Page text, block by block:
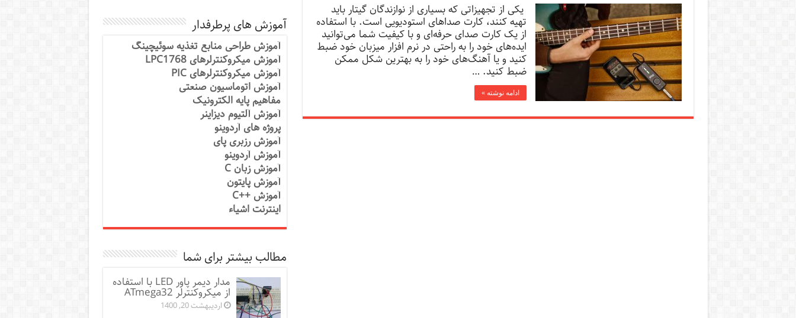
یکی از تجهیزاتی که بسیاری از نوازندگان گیتار باید
تهیه کنند، کارت صداهای استودیویی است. با استفاده
از یک کارت صدای حرفه‌ای و با کیفیت شما می‌توانید
ایده‌های خود را به راحتی در نرم افزار میزبان خود ضبط
کنید و یا آهنگ‌های خود را به بهترین شکل ممکن
ضبط کنید. …
ادامه نوشته »
آموزش های پرطرفدار
آموزش طراحی منابع تغذیه سوئیچینگ
آموزش میکروکنترلرهای LPC1768
آموزش میکروکنترلرهای PIC
آموزش اتوماسیون صنعتی
مفاهیم پایه الکترونیک
آموزش آلتیوم دیزاینر
پروژه های آردوینو
آموزش رزبری پای
آموزش آردوینو
آموزش زبان C
آموزش پایتون
آموزش ++C
اینترنت اشیاء
مطالب بیشتر برای شما
مدار دیمر پاور LED با استفاده
از میکروکنترلر ATmega32
اردیبهشت 20, 1400